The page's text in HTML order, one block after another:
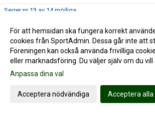
Seger nr 13 av 14 möjliga
Stabil bortaseger mot Rosersberg
Damerna reser till Rosersberg
Ny derbyseger för damlaget
Årets första hemmamatch för damerna
Dramatisk vändning på kämpig match
För att hemsidan ska fungera korrekt
cookies från SportAdmin. Dessa går inte att
Föreningen kan också använda frivilliga
eller marknadsföring. Du väljer själv om du vill
Anpassa dina val
Acceptera nödvändiga Acceptera alla